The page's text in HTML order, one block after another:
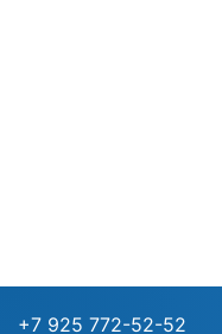
+7 925 772-52-52